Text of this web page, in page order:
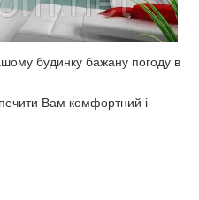
будинку бажану погоду в
Вам комфортний і